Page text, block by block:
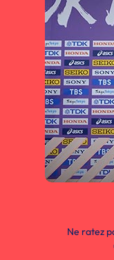
Ne ratez